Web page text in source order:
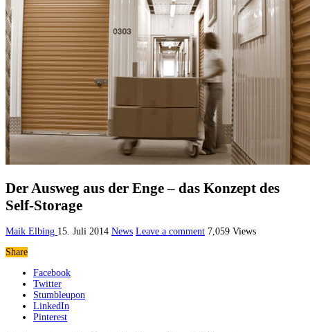
Der Ausweg aus der Enge – das Konzept des
Self-Storage
Maik Elbing 15. Juli 2014 News Leave a comment 7,059 Views
Share
Facebook
Twitter
Stumbleupon
LinkedIn
Pinterest